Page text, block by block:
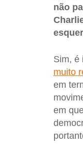
não
Sim, é
muito
em
em